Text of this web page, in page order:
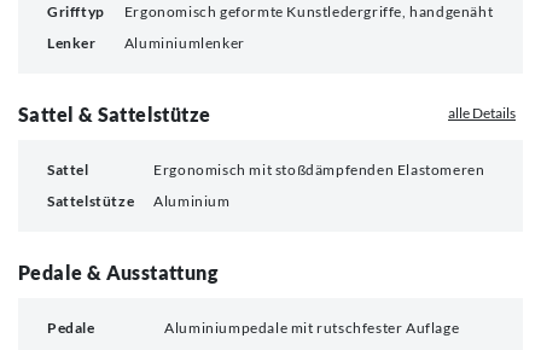
Grifftyp
Ergonomisch geformte Kunstledergriffe, handgenäht
Lenker
Aluminiumlenker
Sattel & Sattelstütze alle Details
Sattel
Ergonomisch mit stoßdämpfenden Elastomeren
Sattelstütze
Aluminium
Pedale & Ausstattung
Pedale
Aluminiumpedale mit rutschfester Auflage